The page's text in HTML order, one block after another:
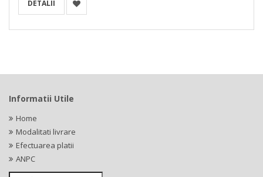
DETALII
Informatii Utile
Home
Modalitati livrare
Efectuarea platii
ANPC